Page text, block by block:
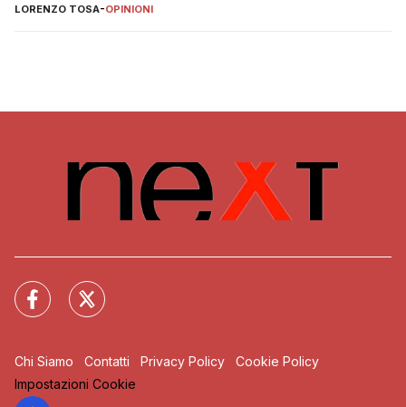
LORENZO TOSA-OPINIONI
Chi Siamo Contatti Privacy Policy
Cookie Policy
Impostazioni Cookie